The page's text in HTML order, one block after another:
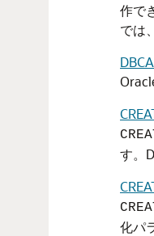
作で
では
す。
化パ